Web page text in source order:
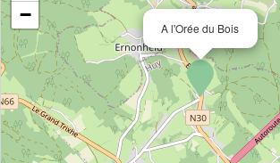
A l'Orée du Bois
−